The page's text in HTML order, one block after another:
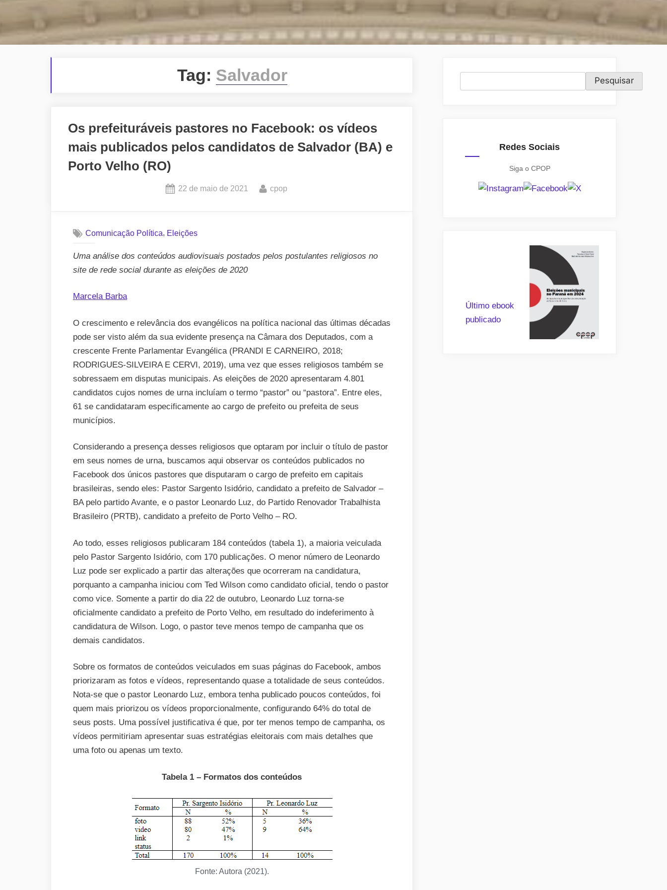
Tag: Salvador
Os prefeituráveis pastores no Facebook: os vídeos
mais publicados pelos candidatos de Salvador (BA) e
Porto Velho (RO)
Posted
22 de maio de 2021 By
cpop
Comunicação Política, Eleições
Uma análise dos conteúdos audiovisuais postados pelos postulantes religiosos no
site de rede social durante as eleições de 2020
Marcela Barba
O crescimento e relevância dos evangélicos na política nacional das últimas décadas
pode ser visto além da sua evidente presença na Câmara dos Deputados, com a
crescente Frente Parlamentar Evangélica (PRANDI E CARNEIRO, 2018;
RODRIGUES-SILVEIRA E CERVI, 2019), uma vez que esses religiosos também se
sobressaem em disputas municipais. As eleições de 2020 apresentaram 4.801
candidatos cujos nomes de urna incluíam o termo “pastor” ou “pastora”. Entre eles,
61 se candidataram especificamente ao cargo de prefeito ou prefeita de seus
municípios.
Considerando a presença desses religiosos que optaram por incluir o título de pastor
em seus nomes de urna, buscamos aqui observar os conteúdos publicados no
Facebook dos únicos pastores que disputaram o cargo de prefeito em capitais
brasileiras, sendo eles: Pastor Sargento Isidório, candidato a prefeito de Salvador –
BA pelo partido Avante, e o pastor Leonardo Luz, do Partido Renovador Trabalhista
Brasileiro (PRTB), candidato a prefeito de Porto Velho – RO.
Ao todo, esses religiosos publicaram 184 conteúdos (tabela 1), a maioria veiculada
pelo Pastor Sargento Isidório, com 170 publicações. O menor número de Leonardo
Luz pode ser explicado a partir das alterações que ocorreram na candidatura,
porquanto a campanha iniciou com Ted Wilson como candidato oficial, tendo o pastor
como vice. Somente a partir do dia 22 de outubro, Leonardo Luz torna-se
oficialmente candidato a prefeito de Porto Velho, em resultado do indeferimento à
candidatura de Wilson. Logo, o pastor teve menos tempo de campanha que os
demais candidatos.
Sobre os formatos de conteúdos veiculados em suas páginas do Facebook, ambos
priorizaram as fotos e vídeos, representando quase a totalidade de seus conteúdos.
Nota-se que o pastor Leonardo Luz, embora tenha publicado poucos conteúdos, foi
quem mais priorizou os vídeos proporcionalmente, configurando 64% do total de
seus posts. Uma possível justificativa é que, por ter menos tempo de campanha, os
vídeos permitiriam apresentar suas estratégias eleitorais com mais detalhes que
uma foto ou apenas um texto.
Tabela 1 – Formatos dos conteúdos
Fonte: Autora (2021).
Pesquisar
Redes Sociais
Siga o CPOP
Último ebook
publicado